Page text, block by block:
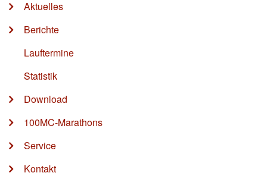
Aktuelles
Berichte
Lauftermine
Statistik
Download
100MC-Marathons
Service
Kontakt